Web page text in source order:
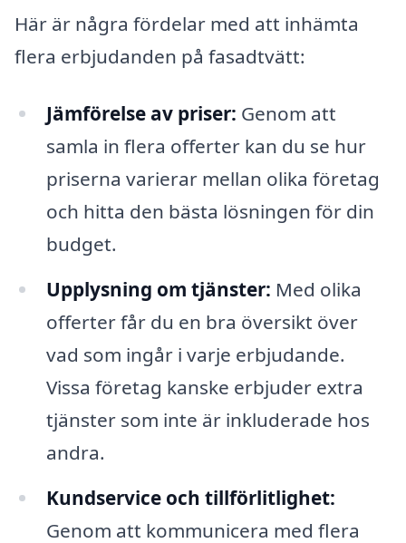
Här är några fördelar med att inhämta
flera erbjudanden på fasadtvätt:
Jämförelse av priser: Genom att
samla in flera offerter kan du se hur
priserna varierar mellan olika företag
och hitta den bästa lösningen för din
budget.
Upplysning om tjänster: Med olika
offerter får du en bra översikt över
vad som ingår i varje erbjudande.
Vissa företag kanske erbjuder extra
tjänster som inte är inkluderade hos
andra.
Kundservice och tillförlitlighet:
Genom att kommunicera med flera